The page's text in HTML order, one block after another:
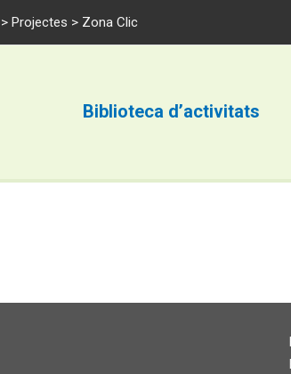
> Projectes > Zona Clic
Biblioteca d’activitats